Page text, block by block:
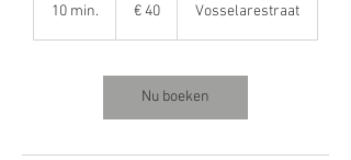
10 min. € 40 Vosselarestraat
Nu boeken